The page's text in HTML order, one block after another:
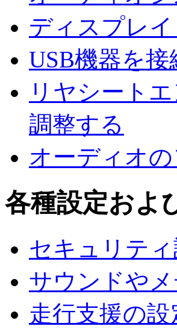
ディスプレ
USB機器を接
リヤシート
調整する
オーディオ
各種設定およ
セキュリテ
サウンドや
走行支援の設